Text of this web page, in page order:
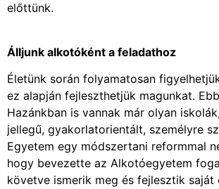
előttünk.
Álljunk alkotóként a feladathoz
Életünk során folyamatosan
ez alapján fejleszthetjük magunkat.
Hazánkban is vannak már olyan
jellegű, gyakorlatorientált, személyre
Egyetem egy módszertani reformmal
hogy bevezette az Alkotóegyetem
követve ismerik meg és fejlesztik